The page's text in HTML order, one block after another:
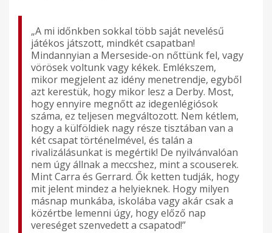
„A mi időnkben sokkal több saját nevelésű
játékos játszott, mindkét csapatban!
Mindannyian a Merseside-on nőttünk fel, vagy
vörösek voltunk vagy kékek. Emlékszem,
mikor megjelent az idény menetrendje, egyből
azt kerestük, hogy mikor lesz a Derby. Most,
hogy ennyire megnőtt az idegenlégiósok
száma, ez teljesen megváltozott. Nem kétlem,
hogy a külföldiek nagy része tisztában van a
két csapat történelmével, és talán a
rivalizálásunkat is megértik! De nyilvánvalóan
nem úgy állnak a meccshez, mint a scouserek.
Mint Carra és Gerrard. Ők ketten tudják, hogy
mit jelent mindez a helyieknek. Hogy milyen
másnap munkába, iskolába vagy akár csak a
közértbe lemenni úgy, hogy előző nap
vereséget szenvedett a csapatod!”